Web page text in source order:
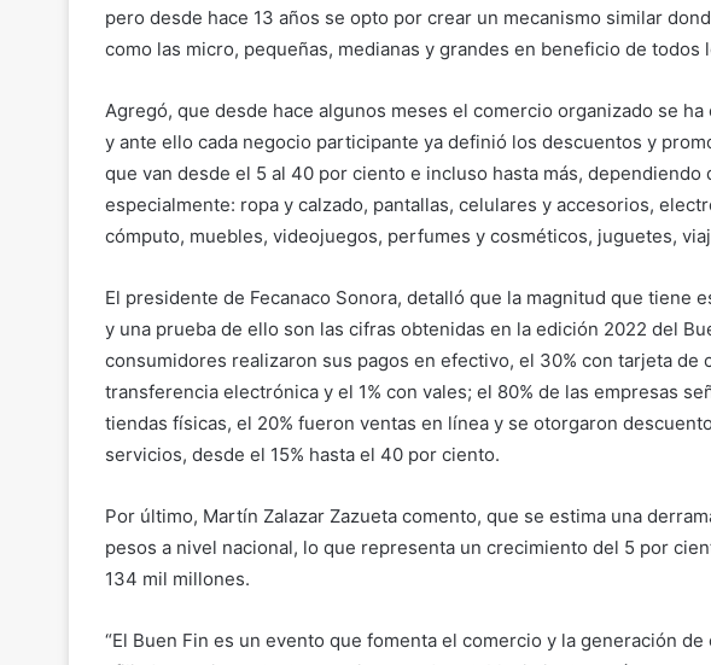
pero desde hace 13 años se opto por crear un mecanismo similar
como las micro, pequeñas, medianas y grandes en beneficio de todos
Agregó, que desde hace algunos meses el comercio organizado se
y ante ello cada negocio participante ya definió los descuentos y
que van desde el 5 al 40 por ciento e incluso hasta más,
especialmente: ropa y calzado, pantallas, celulares y accesorios,
cómputo, muebles, videojuegos, perfumes y cosméticos, juguetes,
El presidente de Fecanaco Sonora, detalló que la magnitud que tiene
y una prueba de ello son las cifras obtenidas en la edición 2022 del
consumidores realizaron sus pagos en efectivo, el 30% con tarjeta de
transferencia electrónica y el 1% con vales; el 80% de las empresas
tiendas físicas, el 20% fueron ventas en línea y se otorgaron
servicios, desde el 15% hasta el 40 por ciento.
Por último, Martín Zalazar Zazueta comento, que se estima una
pesos a nivel nacional, lo que representa un crecimiento del 5 por
134 mil millones.
“El Buen Fin es un evento que fomenta el comercio y la generación